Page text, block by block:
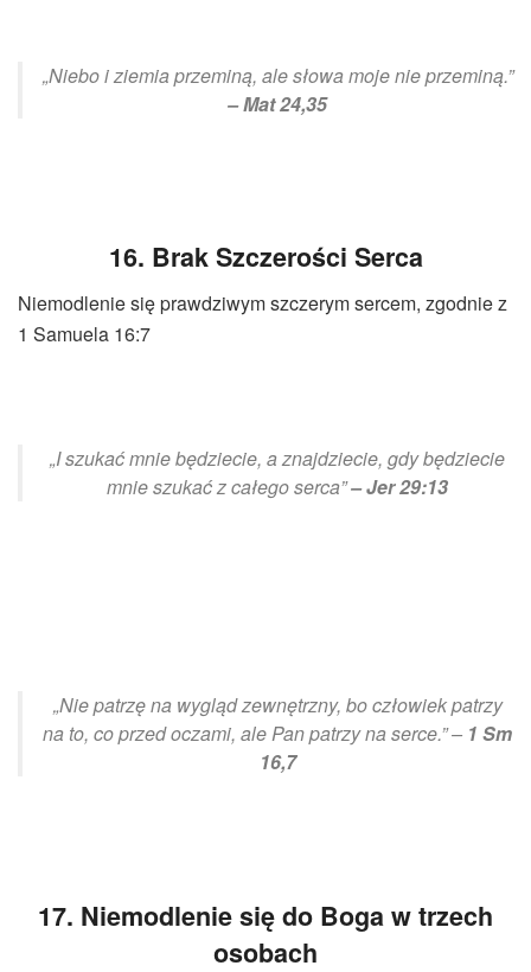
„Niebo i ziemia przeminą, ale słowa moje nie przeminą.”
– Mat 24,35
16. Brak Szczerości Serca
Niemodlenie się prawdziwym szczerym sercem, zgodnie z
1 Samuela 16:7
„I szukać mnie będziecie, a znajdziecie, gdy będziecie
mnie szukać z całego serca”– Jer 29:13
„Nie patrzę na wygląd zewnętrzny, bo człowiek patrzy
na to, co przed oczami, ale Pan patrzy na serce.” – 1 Sm
16,7
17. Niemodlenie się do Boga w trzech
osobach